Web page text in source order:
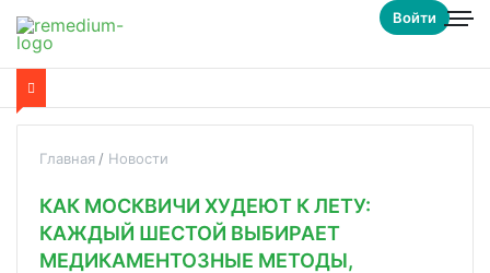
Войти
Главная Новости
КАК МОСКВИЧИ ХУДЕЮТ К ЛЕТУ:
КАЖДЫЙ ШЕСТОЙ ВЫБИРАЕТ
МЕДИКАМЕНТОЗНЫЕ МЕТОДЫ,